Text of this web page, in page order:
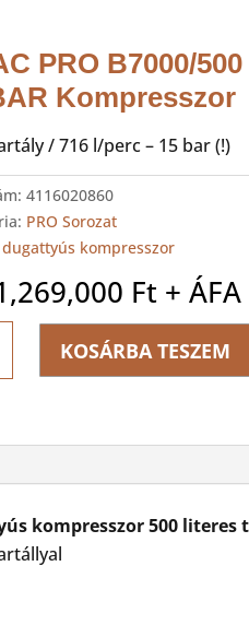
PRO B7000/500
Kompresszor
/ 716 l/perc – 15 bar (!)
4116020860
PRO Sorozat
dugattyús kompresszor
Ft + ÁFA
KOSÁRBA TESZEM
kompresszor 500 literes